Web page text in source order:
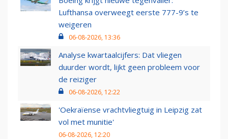
Lufthansa overweegt eerste 777-9’s te
weigeren
06-08-2026, 13:36
Analyse kwartaalcijfers: Dat vliegen
duurder wordt, lijkt geen probleem voor
de reiziger
06-08-2026, 12:22
'Oekraïense vrachtvliegtuig in Leipzig zat
vol met munitie'
06-08-2026, 12:20